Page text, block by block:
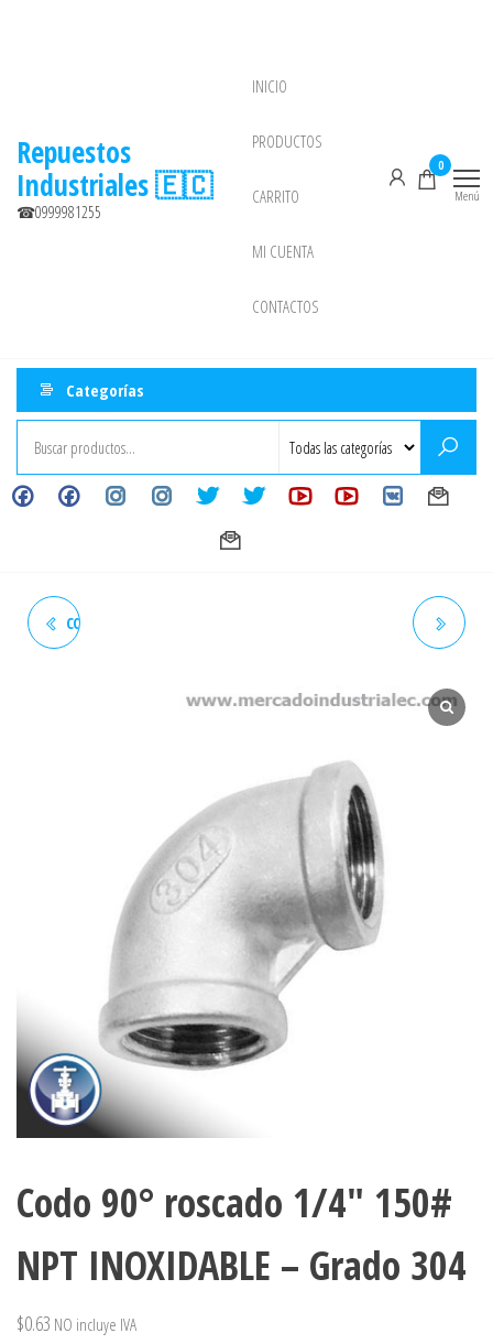
Repuestos
Industriales 🇪🇨
☎0999981255
INICIO
PRODUCTOS
CARRITO
MI CUENTA
CONTACTOS
0
Menú
Categorías
CODO 45° ROSCADO 4" 150#
Codo 90° roscado 1/4″ 150#
NPT INOXIDABLE – Grado 304
$0.63 NO incluye IVA